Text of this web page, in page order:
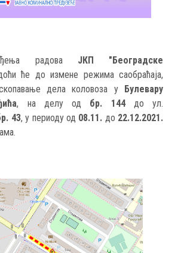
радова ЈКП "Београдске
ће до измене режима саобраћаја,
дела коловоза у Булевару
, на делу од бр. 144 до ул.
43, у периоду од 08.11. до 22.12.2021.